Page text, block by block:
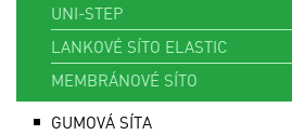
UNI-STEP
LANKOVÉ SÍTO ELASTIC
MEMBRÁNOVÉ SÍTO
GUMOVÁ SÍTA